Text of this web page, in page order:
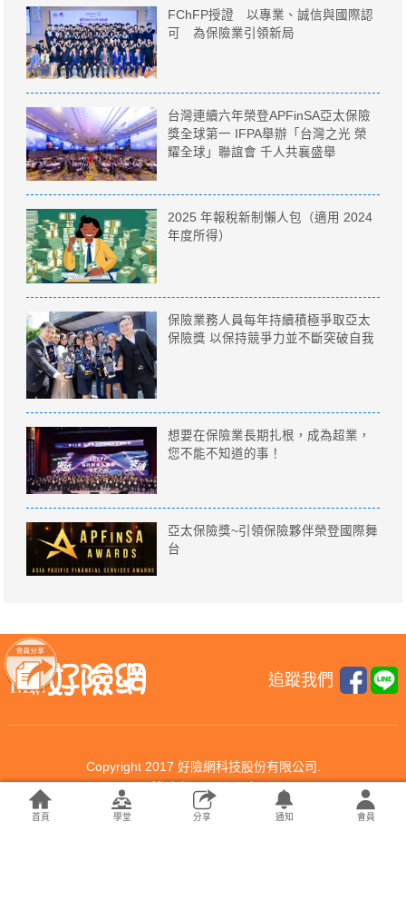
FChFP授證 以專業、誠信與國際認
可 為保險業引領新局
台灣連續六年榮登APFinSA亞太保險
獎全球第一 IFPA舉辦「台灣之光 榮
耀全球」聯誼會 千人共襄盛舉
2025 年報稅新制懶人包（適用 2024
年度所得）
保險業務人員每年持續積極爭取亞太
保險獎 以保持競爭力並不斷突破自我
想要在保險業長期扎根，成為超業，
您不能不知道的事！
亞太保險獎~引領保險夥伴榮登國際舞
台
追蹤我們
Copyright 2017 好險網科技股份有限公司.
All rights reserved.